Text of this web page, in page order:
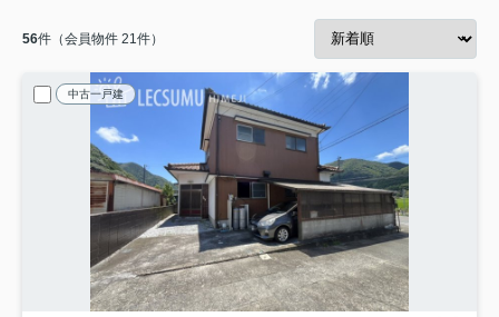
56件（会員物件 21件）
中古一戸建